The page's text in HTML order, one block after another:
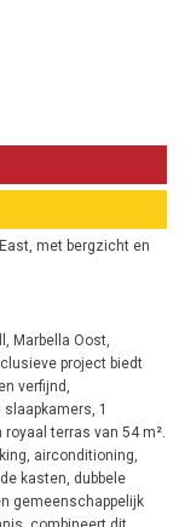
met bergzicht en
Marbella Oost,
project biedt
verfijnd,
1
terras van 54 m².
airconditioning,
kasten, dubbele
gemeenschappelijk